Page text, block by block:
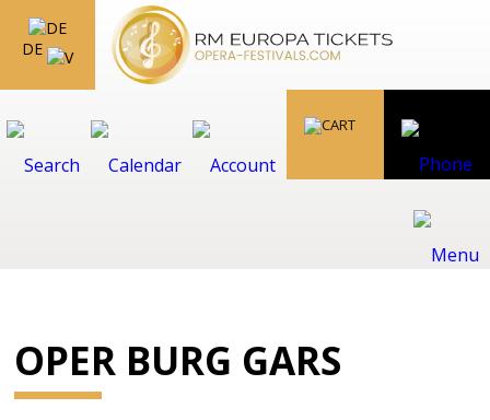
DE
OPER BURG GARS